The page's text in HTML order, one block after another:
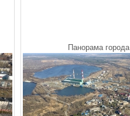
Панорама города